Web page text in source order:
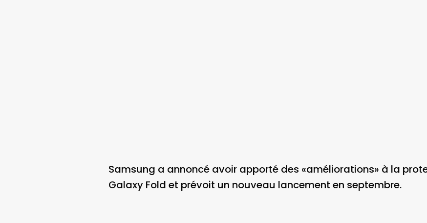
Samsung a annoncé avoir apporté des «améliorations» à la
Galaxy Fold et prévoit un nouveau lancement en septembre.